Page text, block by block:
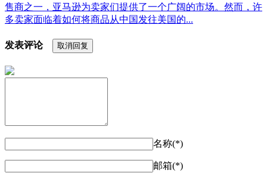
售商之一，亚马逊为卖家们提供了一个广阔的市场。然而，许
多卖家面临着如何将商品从中国发往美国的...
发表评论 取消回复
名称(*)
邮箱(*)